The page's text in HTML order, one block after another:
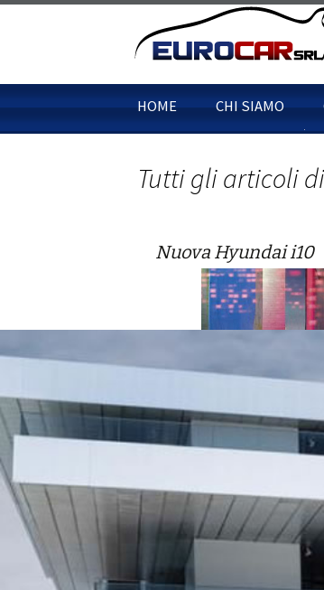
contenuto
HOME CHI SIAMO
Tutti gli articoli di
Nuova Hyundai i10
26/11/2013 Senza categoria